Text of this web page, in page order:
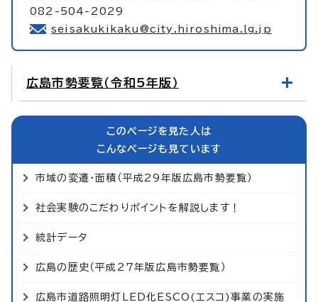
082-504-2029
seisakukikaku@city.hiroshima.lg.jp
広島市勢要覧（令和5年版）
このページを見た人は
こんなページも見ています
市域の変遷・面積（平成29年版広島市勢要覧）
社会実験のこだわりポイントを解説します！
統計データ
広島の歴史（平成27年版広島市勢要覧）
広島市道路照明灯LED化ESCO(エスコ)事業の実施